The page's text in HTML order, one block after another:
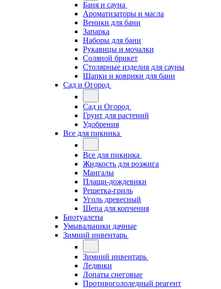
Баня и сауна
Ароматизаторы и масла
Веники для бани
Запарка
Наборы для бани
Рукавицы и мочалки
Соляной брикет
Столярные изделия для сауны
Шапки и коврики для бани
Сад и Огород
Сад и Огород
Грунт для растений
Удобрения
Все для пикника
Все для пикника
Жидкость для розжига
Мангалы
Плащи-дождевики
Решетка-гриль
Уголь древесный
Щепа для копчения
Биотуалеты
Умывальники дачные
Зимний инвентарь
Зимний инвентарь
Ледянки
Лопаты снеговые
Противогололедный реагент